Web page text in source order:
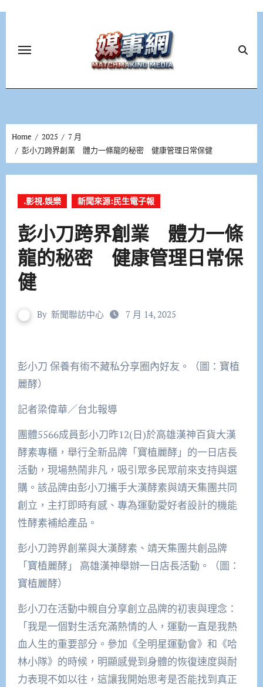
Home 2025
7 月
彭小刀跨界創業 體力一條龍的秘密 健康管理日常保健
.影視.娛樂 新聞來源:民生電子報
彭小刀跨界創業 體力一條
龍的秘密 健康管理日常保
健
By 新聞聯訪中心 7 月 14, 2025
彭小刀 保養有術不藏私分享圈內好友。（圖：寶植
麗酵）
記者梁偉華／台北報導
團體5566成員彭小刀昨12(日)於高雄漢神百貨大漢
酵素專櫃，舉行全新品牌「寶植麗酵」的一日店長
活動，現場熱鬧非凡，吸引眾多民眾前來支持與選
購。該品牌由彭小刀攜手大漢酵素與靖天集團共同
創立，主打即時有感、專為運動愛好者設計的機能
性酵素補給產品。
彭小刀跨界創業與大漢酵素、靖天集團共創品牌
「寶植麗酵」 高雄漢神舉辦一日店長活動。（圖：
寶植麗酵）
彭小刀在活動中親自分享創立品牌的初衷與理念：
「我是一個對生活充滿熱情的人，運動一直是我熱
血人生的重要部分。參加《全明星運動會》和《哈
林小隊》的時候，明顯感覺到身體的恢復速度與耐
力表現不如以往，這讓我開始思考是否能找到真正